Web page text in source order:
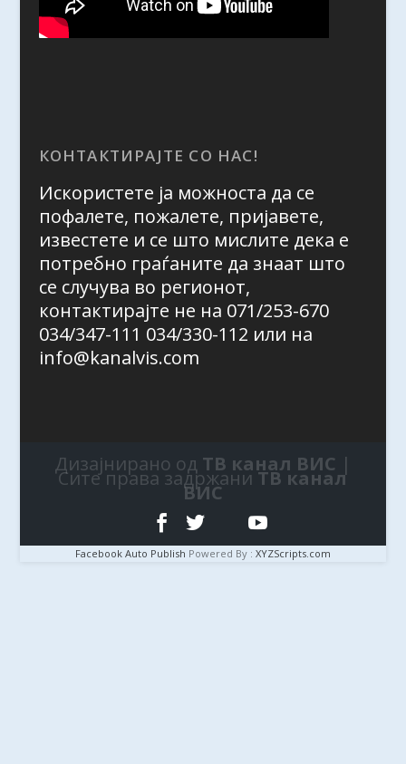
КОНТАКТИРАЈТЕ СО НАС!
Искористете ја можноста да се
пофалете, пожалете, пријавете,
известете и се што мислите дека е
потребно граѓаните да знаат што
се случува во регионот,
контактирајте не на 071/253-670
034/347-111 034/330-112 или на
info@kanalvis.com
Дизајнирано од ТВ канал ВИС |
Сите права задржаниТВ канал
ВИС
Facebook Auto Publish Powered By : XYZScripts.com